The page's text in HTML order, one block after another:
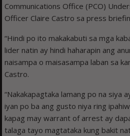
Communications Office (PCO)
Officer Claire Castro sa press
“Hindi po ito makakabuti sa mga
lider natin ay hindi haharapin ang
naisampa o maisasampa laban sa
Castro.
“Nakakapagtaka lamang po na siya
iyan po ba ang gusto niya ring
kapag may warrant of arrest ay
talaga tayo magtataka kung bakit